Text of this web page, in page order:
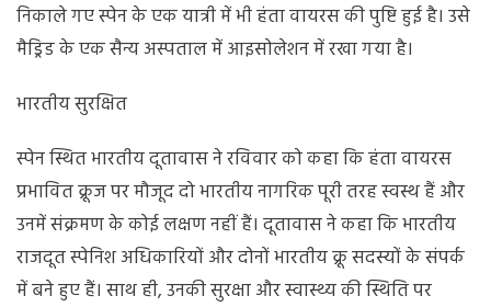
निकाले गए स्पेन के एक यात्री में भी हंता वायरस की पुष्टि हुई है। उसे
मैड्रिड के एक सैन्य अस्पताल में आइसोलेशन में रखा गया है।
भारतीय सुरक्षित
स्पेन स्थित भारतीय दूतावास ने रविवार को कहा कि हंता वायरस
प्रभावित क्रूज पर मौजूद दो भारतीय नागरिक पूरी तरह स्वस्थ हैं और
उनमें संक्रमण के कोई लक्षण नहीं हैं। दूतावास ने कहा कि भारतीय
राजदूत स्पेनिश अधिकारियों और दोनों भारतीय क्रू सदस्यों के संपर्क
में बने हुए हैं। साथ ही, उनकी सुरक्षा और स्वास्थ्य की स्थिति पर